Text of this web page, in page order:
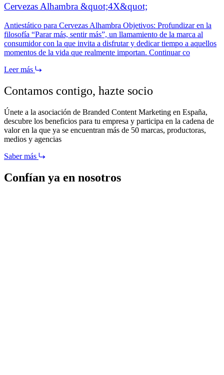
Cervezas Alhambra &quot;4X&quot;
Antiestático para Cervezas Alhambra Objetivos: Profundizar en la
filosofía “Parar más, sentir más”, un llamamiento de la marca al
consumidor con la que invita a disfrutar y dedicar tiempo a aquellos
momentos de la vida que realmente importan. Continuar co
Leer más
Contamos contigo, hazte socio
Únete a la asociación de Branded Content Marketing en España,
descubre los beneficios para tu empresa y participa en la cadena de
valor en la que ya se encuentran más de 50 marcas, productoras,
medios y agencias
Saber más
Confían ya en nosotros